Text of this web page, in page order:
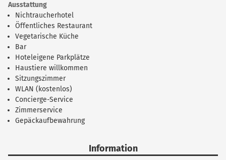
Ausstattung
Nichtraucherhotel
Öffentliches Restaurant
Vegetarische Küche
Bar
Hoteleigene Parkplätze
Haustiere willkommen
Sitzungszimmer
WLAN (kostenlos)
Concierge-Service
Zimmerservice
Gepäckaufbewahrung
Information